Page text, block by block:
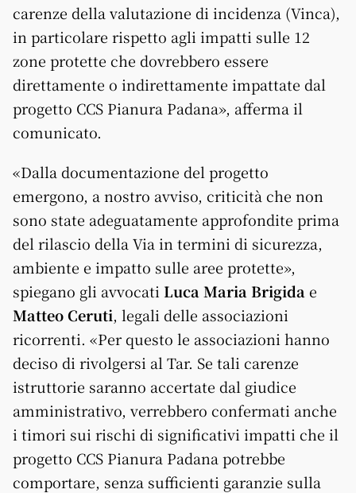
carenze della valutazione di incidenza (Vinca),
in particolare rispetto agli impatti sulle 12
zone protette che dovrebbero essere
direttamente o indirettamente impattate dal
progetto CCS Pianura Padana», afferma il
comunicato.
«Dalla documentazione del progetto
emergono, a nostro avviso, criticità che non
sono state adeguatamente approfondite prima
del rilascio della Via in termini di sicurezza,
ambiente e impatto sulle aree protette»,
spiegano gli avvocati Luca Maria Brigida e
Matteo Ceruti, legali delle associazioni
ricorrenti. «Per questo le associazioni hanno
deciso di rivolgersi al Tar. Se tali carenze
istruttorie saranno accertate dal giudice
amministrativo, verrebbero confermati anche
i timori sui rischi di significativi impatti che il
progetto CCS Pianura Padana potrebbe
comportare, senza sufficienti garanzie sulla